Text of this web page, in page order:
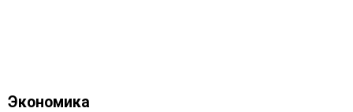
Экономика